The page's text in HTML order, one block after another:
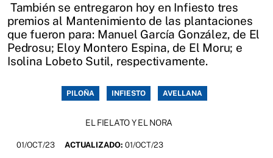
También se entregaron hoy en Infiesto tres
premios al Mantenimiento de las plantaciones
que fueron para: Manuel García González, de El
Pedrosu; Eloy Montero Espina, de El Moru; e
Isolina Lobeto Sutil, respectivamente.
PILOÑA INFIESTO AVELLANA
EL FIELATO Y EL NORA
01/OCT/23 ACTUALIZADO: 01/OCT/23